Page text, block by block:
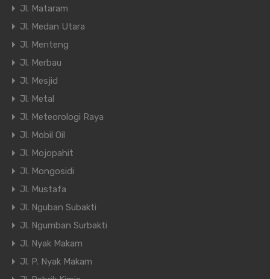
Jl. Mataram
Jl. Medan Utara
Jl. Menteng
Jl. Merbau
Jl. Mesjid
Jl. Metal
Jl. Meteorologi Raya
Jl. Mobil Oil
Jl. Mojopahit
Jl. Mongosidi
Jl. Mustafa
Jl. Nguban Subakti
Jl. Ngumban Surbakti
Jl. Nyak Makam
Jl. P. Nyak Makam